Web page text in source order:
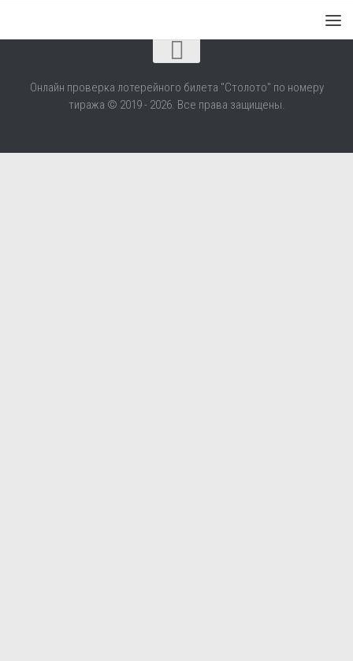
Онлайн проверка лотерейного билета "Столото" по номеру
тиража © 2019 - 2026. Все права защищены.